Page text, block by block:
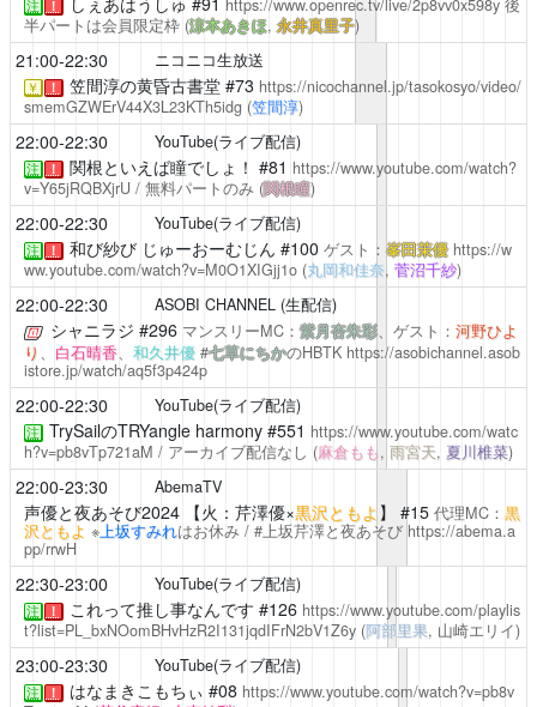
注 ！ https://www.openrec.tv/live/2p8vv0x598y後
半パートは会員限定枠 (涼本あきほ, 永井真里子)
21:00-22:30 ニコニコ生放送
￥ ！ 笠間淳の黄昏古書堂#73 https://nicochannel.jp/tasokosyo/video/
smemGZWErV44X3L23KTh5idg (笠間淳)
22:00-22:30 YouTube(ライブ配信)
注 ！ 関根といえば瞳でしょ！ #81 https://www.youtube.com/watch?
v=Y65jRQBXjrU / 無料パートのみ (関根瞳)
22:00-22:30 YouTube(ライブ配信)
注 ！ 和び紗び じゅーおーむじん #100 ゲスト：峯田茉優 https://w
ww.youtube.com/watch?v=M0O1XIGjj1o (丸岡和佳奈, 菅沼千紗)
22:00-22:30 ASOBI CHANNEL (生配信)
シャニラジ #296 マンスリーMC：紫月杏朱彩、ゲスト： 河野ひよ
り
白石晴香、 和久井優#七草にちかのHBTK https://asobichannel.asob
istore.jp/watch/aq5f3p424p
22:00-22:30 YouTube(ライブ配信)
注 TrySailのTRYangle harmony#551 https://www.youtube.com/watc
h?v=pb8vTp721aM / アーカイブ配信なし (麻倉もも, 雨宮天, 夏川椎菜)
22:00-23:30 AbemaTV
声優と夜あそび2024【火： 芹澤優×黒沢ともよ 】 #15 代理MC： 黒
沢ともよ ※上坂すみれはお休み / #上坂芹澤と夜あそび https://abema.a
pp/rrwH
22:30-23:00 YouTube(ライブ配信)
注 ！ これって推し事なんです #126 https://www.youtube.com/playlis
t?list=PL_bxNOomBHvHzR2I131jqdIFrN2bV1Z6y (阿部里果, 山崎エリイ)
23:00-23:30 YouTube(ライブ配信)
注 ！ はなまきこもちぃ #08 https://www.youtube.com/watch?v=pb8v